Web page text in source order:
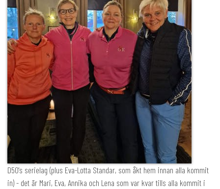
D50's serielag (plus Eva-Lotta Standar, som åkt hem innan alla kommit
in) - det är Mari, Eva, Annika och Lena som var kvar tills alla kommit i